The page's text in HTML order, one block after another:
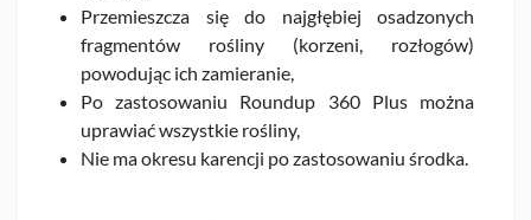
Przemieszcza się do najgłębiej osadzonych
fragmentów rośliny (korzeni, rozłogów)
powodując ich zamieranie,
Po zastosowaniu Roundup 360 Plus można
uprawiać wszystkie rośliny,
Nie ma okresu karencji po zastosowaniu środka.